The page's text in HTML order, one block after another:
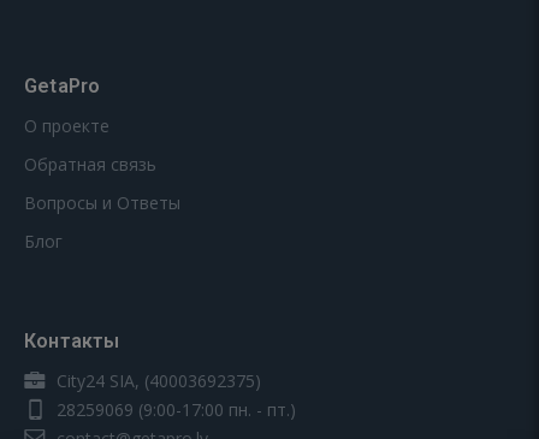
GetaPro
О проекте
Обратная связь
Вопросы и Ответы
Блог
Контакты
City24 SIA, (40003692375)
28259069 (9:00-17:00 пн. - пт.)